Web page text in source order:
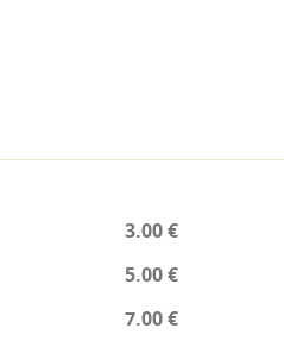
3.00 €
5.00 €
7.00 €